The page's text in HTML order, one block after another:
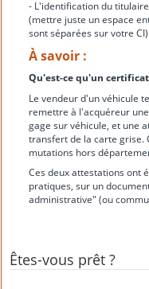
- L'identification du
(mettre juste un espace
sont séparées sur votre CI)
À savoir :
Qu'est-ce qu'un
Le vendeur d'un véhicule
remettre à l'acquéreur
gage sur véhicule, et une
transfert de la carte grise.
mutations hors
Ces deux attestations ont
pratiques, sur un
administrative" (ou
Êtes-vous prêt ?